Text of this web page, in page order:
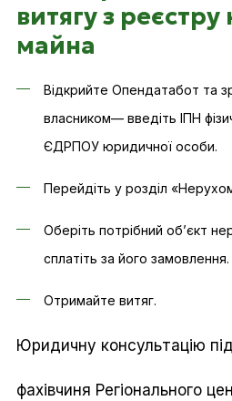
витягу з
майна
Відкрийте Опендатабот та
власником— введіть ІПН
ЄДРПОУ юридичної особи.
Перейдіть у розділ
Оберіть потрібний об’єкт
сплатіть за його замовлення.
Отримайте витяг.
Юридичну консультацію
фахівчиня Регіонального